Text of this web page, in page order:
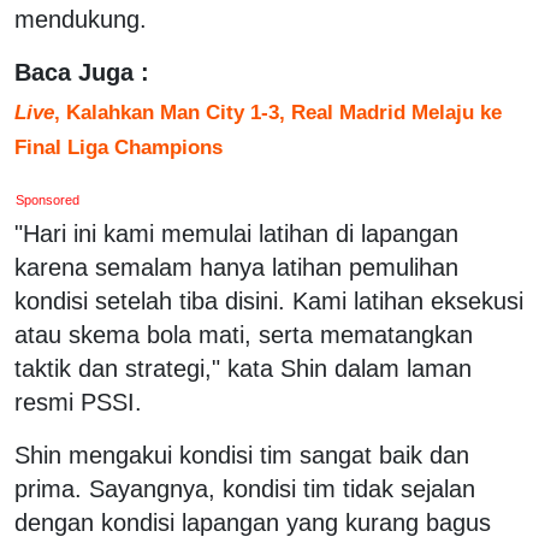
mendukung.
Baca Juga :
Live, Kalahkan Man City 1-3, Real Madrid Melaju ke
Final Liga Champions
Sponsored
"Hari ini kami memulai latihan di lapangan
karena semalam hanya latihan pemulihan
kondisi setelah tiba disini. Kami latihan eksekusi
atau skema bola mati, serta mematangkan
taktik dan strategi," kata Shin dalam laman
resmi PSSI.
Shin mengakui kondisi tim sangat baik dan
prima. Sayangnya, kondisi tim tidak sejalan
dengan kondisi lapangan yang kurang bagus